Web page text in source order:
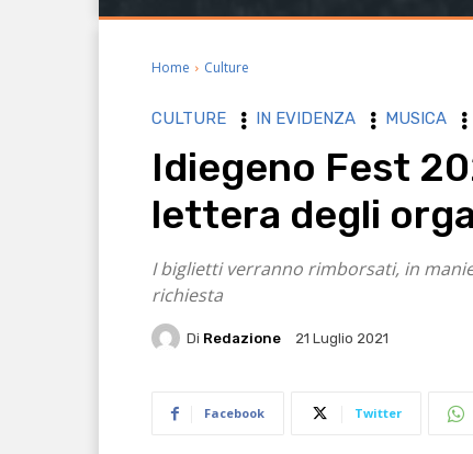
Home Culture
CULTURE IN EVIDENZA MUSICA
Idiegeno Fest
lettera degli
I biglietti verranno rimborsati, in
richiesta
Di Redazione 21 Luglio 2021
Facebook Twitter